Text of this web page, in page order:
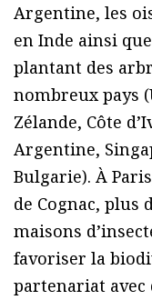
Argentine, les
en Inde ainsi
plantant des
nombreux pays
Zélande, Côte
Argentine,
Bulgarie). À
de Cognac, plus
maisons
favoriser la
partenariat avec